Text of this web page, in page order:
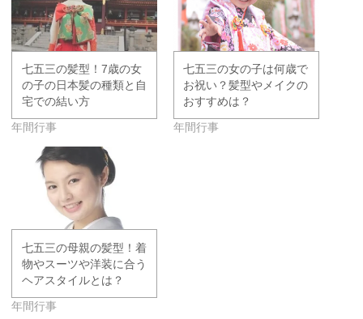
七五三の髪型！7歳の女
の子の日本髪の種類と自
宅での結い方
年間行事
七五三の女の子は何歳で
お祝い？髪型やメイクの
おすすめは？
年間行事
七五三の母親の髪型！着
物やスーツや洋装に合う
ヘアスタイルとは？
年間行事